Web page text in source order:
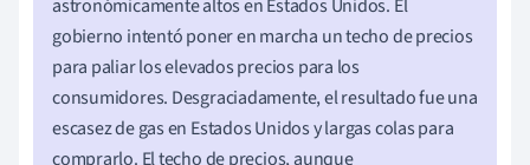
astronómicamente altos en Estados Unidos. El
gobierno intentó poner en marcha un techo de precios
para paliar los elevados precios para los
consumidores. Desgraciadamente, el resultado fue una
escasez de gas en Estados Unidos y largas colas para
comprarlo. El techo de precios, aunque